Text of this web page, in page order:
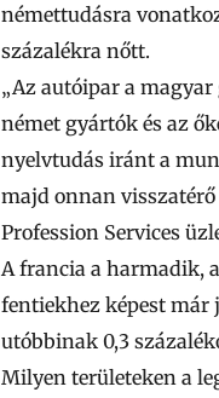
némettudásra
százalékra nőtt.
„Az autóipar a
német gyártók és az
nyelvtudás iránt a
majd onnan
Profession Services
A francia a harmadik,
fentiekhez képest már
utóbbinak 0,3
Milyen területeken a